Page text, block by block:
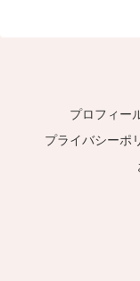
プロフィー
プライバシーポ